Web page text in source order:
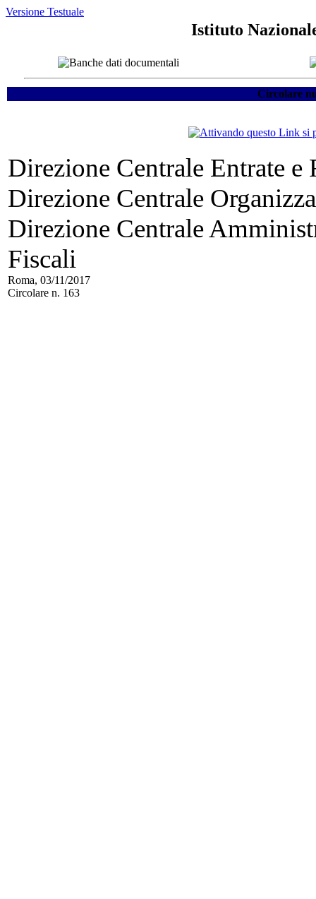
Versione Testuale
Istituto
Circolare
Direzione Centrale Entrate e
Direzione Centrale
Direzione Centrale
Fiscali
Roma, 03/11/2017
Circolare n. 163